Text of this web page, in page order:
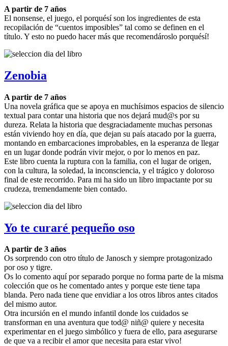
A partir de 7 años
El nonsense, el juego, el porquésí son los ingredientes de esta
recopilación de “cuentos imposibles” tal como se definen en el
título. Y esto no puedo hacer más que recomendároslo porquésí!
Zenobia
A partir de 7 años
Una novela gráfica que se apoya en muchísimos espacios de silencio
textual para contar una historia que nos dejará mud@s por su
dureza. Relata la historia que desgraciadamente muchas personas
están viviendo hoy en día, que dejan su país atacado por la guerra,
montando en embarcaciones improbables, en la esperanza de llegar
en un lugar donde podrán vivir mejor, o por lo menos en paz.
Este libro cuenta la ruptura con la familia, con el lugar de origen,
con la cultura, la soledad, la inconsciencia, y el trágico y doloroso
final de este recorrido. Para mi ha sido un libro impactante por su
crudeza, tremendamente bien contado.
Yo te curaré pequeño oso
A partir de 3 años
Os sorprendo con otro título de Janosch y siempre protagonizado
por oso y tigre.
Os lo comento aquí por separado porque no forma parte de la misma
colección que os he comentado antes y porque este tiene tapa
blanda. Pero nada tiene que envidiar a los otros libros antes citados
del mismo autor.
Otra incursión en el mundo infantil donde los cuidados se
transforman en una aventura que tod@ niñ@ quiere y necesita
experimentar en el juego simbólico y fuera de ello, para asegurarse
de que va a recibir el amor que necesita para estar vivo!